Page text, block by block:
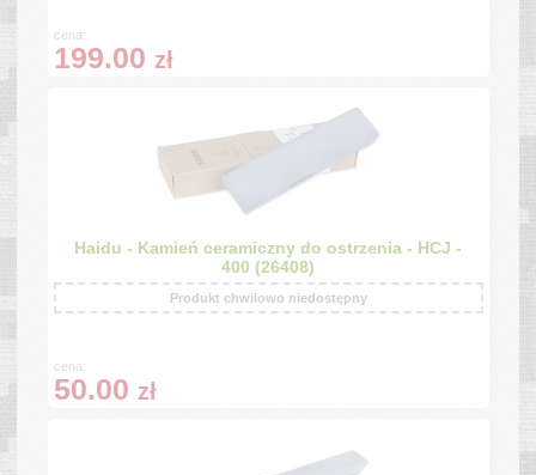
cena:
199.00 zł
Haidu - Kamień ceramiczny do ostrzenia - HCJ -
400 (26408)
Produkt chwilowo niedostępny
cena:
50.00 zł